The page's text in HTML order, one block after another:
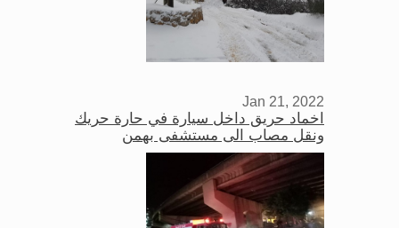
Jan 21, 2022
اخماد حريق داخل سيارة في حارة حريك
ونقل مصاب الى مستشفى بهمن